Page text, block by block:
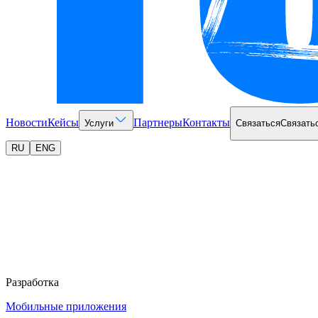
НовостиКейсы Услуги ПартнерыКонтакты Связаться
RU ENG
Разработка
Мобильные приложения